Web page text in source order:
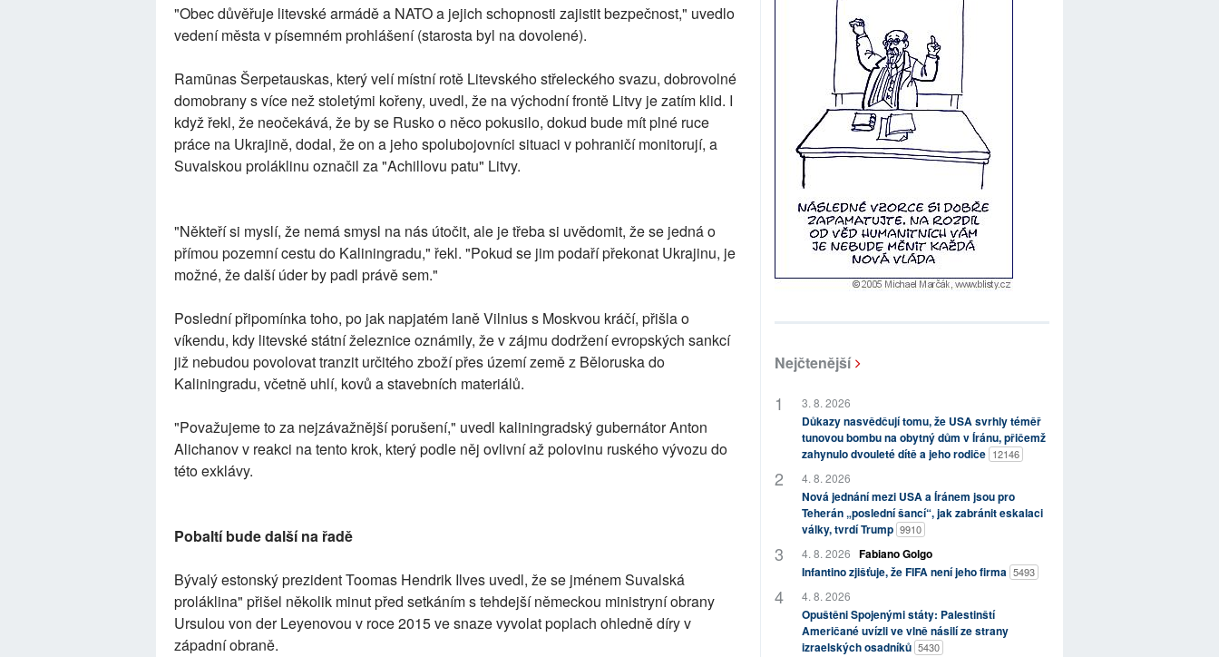
"Obec důvěřuje litevské armádě a NATO a jejich schopnosti zajistit bezpečnost," uvedlo
vedení města v písemném prohlášení (starosta byl na dovolené).
Ramūnas Šerpetauskas, který velí místní rotě Litevského střeleckého svazu, dobrovolné
domobrany s více než stoletými kořeny, uvedl, že na východní frontě Litvy je zatím klid. I
když řekl, že neočekává, že by se Rusko o něco pokusilo, dokud bude mít plné ruce
práce na Ukrajině, dodal, že on a jeho spolubojovníci situaci v pohraničí monitorují, a
Suvalskou proláklinu označil za "Achillovu patu" Litvy.
"Někteří si myslí, že nemá smysl na nás útočit, ale je třeba si uvědomit, že se jedná o
přímou pozemní cestu do Kaliningradu," řekl. "Pokud se jim podaří překonat Ukrajinu, je
možné, že další úder by padl právě sem."
Poslední připomínka toho, po jak napjatém laně Vilnius s Moskvou kráčí, přišla o
víkendu, kdy litevské státní železnice oznámily, že v zájmu dodržení evropských sankcí
již nebudou povolovat tranzit určitého zboží přes území země z Běloruska do
Kaliningradu, včetně uhlí, kovů a stavebních materiálů.
"Považujeme to za nejzávažnější porušení," uvedl kaliningradský gubernátor Anton
Alichanov v reakci na tento krok, který podle něj ovlivní až polovinu ruského vývozu do
této exklávy.
Pobaltí bude další na řadě
Bývalý estonský prezident Toomas Hendrik Ilves uvedl, že se jménem Suvalská
proláklina" přišel několik minut před setkáním s tehdejší německou ministryní obrany
Ursulou von der Leyenovou v roce 2015 ve snaze vyvolat poplach ohledně díry v
západní obraně.
Nejčtenější
3. 8. 2026
Důkazy nasvědčují tomu, že USA svrhly téměř
tunovou bombu na obytný dům v Íránu, přičemž
zahynulo dvouleté dítě a jeho rodiče 12146
4. 8. 2026
Nová jednání mezi USA a Íránem jsou pro
Teherán „poslední šancí“, jak zabránit eskalaci
války, tvrdí Trump 9910
4. 8. 2026 Fabiano Golgo
Infantino zjišťuje, že FIFA není jeho firma 5493
4. 8. 2026
Opuštěni Spojenými státy: Palestinští
Američané uvízli ve vlně násilí ze strany
izraelských osadníků 5430